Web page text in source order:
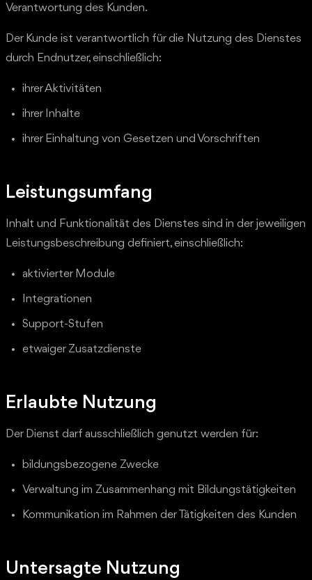
Verantwortung des Kunden.
Der Kunde ist verantwortlich für die Nutzung des Dienstes
durch Endnutzer, einschließlich:
ihrer Aktivitäten
ihrer Inhalte
ihrer Einhaltung von Gesetzen und Vorschriften
Leistungsumfang
Inhalt und Funktionalität des Dienstes sind in der jeweiligen
Leistungsbeschreibung definiert, einschließlich:
aktivierter Module
Integrationen
Support-Stufen
etwaiger Zusatzdienste
Erlaubte Nutzung
Der Dienst darf ausschließlich genutzt werden für:
bildungsbezogene Zwecke
Verwaltung im Zusammenhang mit Bildungstätigkeiten
Kommunikation im Rahmen der Tätigkeiten des Kunden
Untersagte Nutzung